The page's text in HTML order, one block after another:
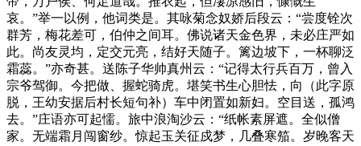
哀。”举一以例，他词类是。其咏菊念奴娇后段云：“尝度铨次
群芳，梅花差可，伯仲之间耳。佛说诸天金色界，未必庄严如
此。尚友灵均，定交元亮，结好天随子。篱边坡下，一杯聊泛
霜蕊。”亦奇甚。送陈子华帅真州云：“记得太行兵百万，曾入
宗爷驾御。今把做、握蛇骑虎。堪笑书生心胆怯，向（此字原
脱，王幼安据后村长短句补）车中闭置如新妇。空目送，孤鸿
去。”庄语亦可起懦。旅中浪淘沙云：“纸帐素屏遮。全似僧
家。无端霜月闯窗纱。惊起玉关征戍梦，几叠寒笳。岁晚客天